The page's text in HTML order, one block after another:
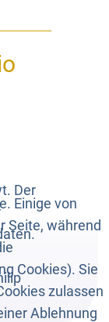
Der
Einige von
Seite, während
Cookies). Sie
zulassen
Ablehnung